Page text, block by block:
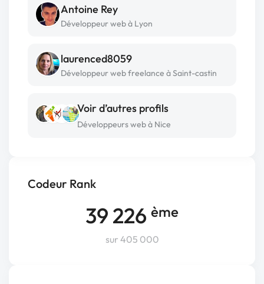
Codeur Rank
39 226 ème
sur 405 000
Antoine Rey
Développeur web à Lyon
laurenced8059
Développeur web freelance à Saint-castin
Voir d’autres profils
Développeurs web à Nice